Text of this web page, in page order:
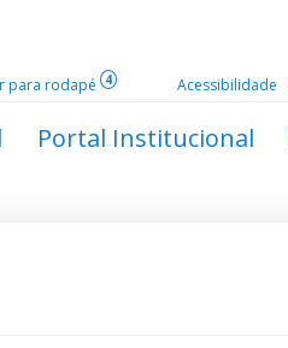
para rodapé 4 Acessibilidade
Portal Institucional